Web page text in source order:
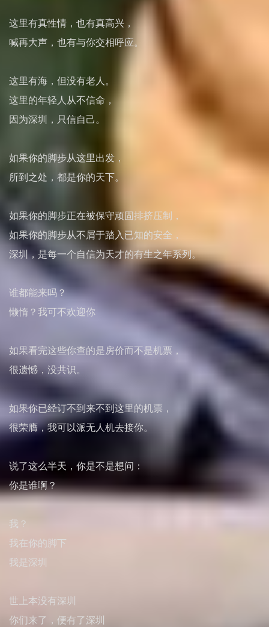
这里有真性情，也有真高兴，
喊再大声，也有与你交相呼应。
这里有海，但没有老人。
这里的年轻人从不信命，
因为深圳，只信自己。
如果你的脚步从这里出发，
所到之处，都是你的天下。
如果你的脚步正在被保守顽固排挤压制，
如果你的脚步从不屑于踏入已知的安全，
深圳，是每一个自信为天才的有生之年系列。
谁都能来吗？
懒惰？我可不欢迎你
如果看完这些你查的是房价而不是机票，
很遗憾，没共识。
如果你已经订不到来不到这里的机票，
很荣膺，我可以派无人机去接你。
说了这么半天，你是不是想问：
你是谁啊？
我？
我在你的脚下
我是深圳
世上本没有深圳
你们来了，便有了深圳